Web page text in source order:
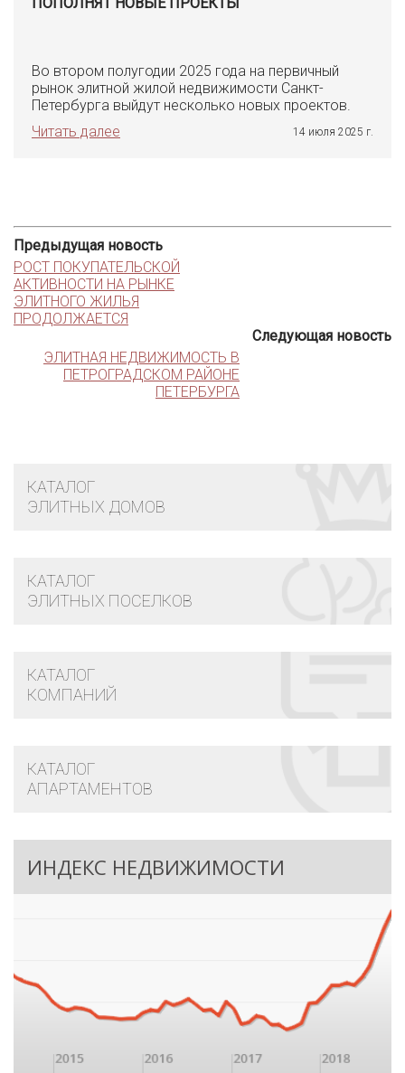
Во втором полугодии 2025 года на первичный
рынок элитной жилой недвижимости Санкт-
Петербурга выйдут несколько новых проектов.
Читать далее
14 июля 2025 г.
Предыдущая новость
РОСТ ПОКУПАТЕЛЬСКОЙ
АКТИВНОСТИ НА РЫНКЕ
ЭЛИТНОГО ЖИЛЬЯ
ПРОДОЛЖАЕТСЯ
Следующая новость
ЭЛИТНАЯ НЕДВИЖИМОСТЬ В
ПЕТРОГРАДСКОМ РАЙОНЕ
ПЕТЕРБУРГА
КАТАЛОГ
ЭЛИТНЫХ ДОМОВ
КАТАЛОГ
ЭЛИТНЫХ ПОСЕЛКОВ
КАТАЛОГ
КОМПАНИЙ
КАТАЛОГ
АПАРТАМЕНТОВ
ИНДЕКС НЕДВИЖИМОСТИ